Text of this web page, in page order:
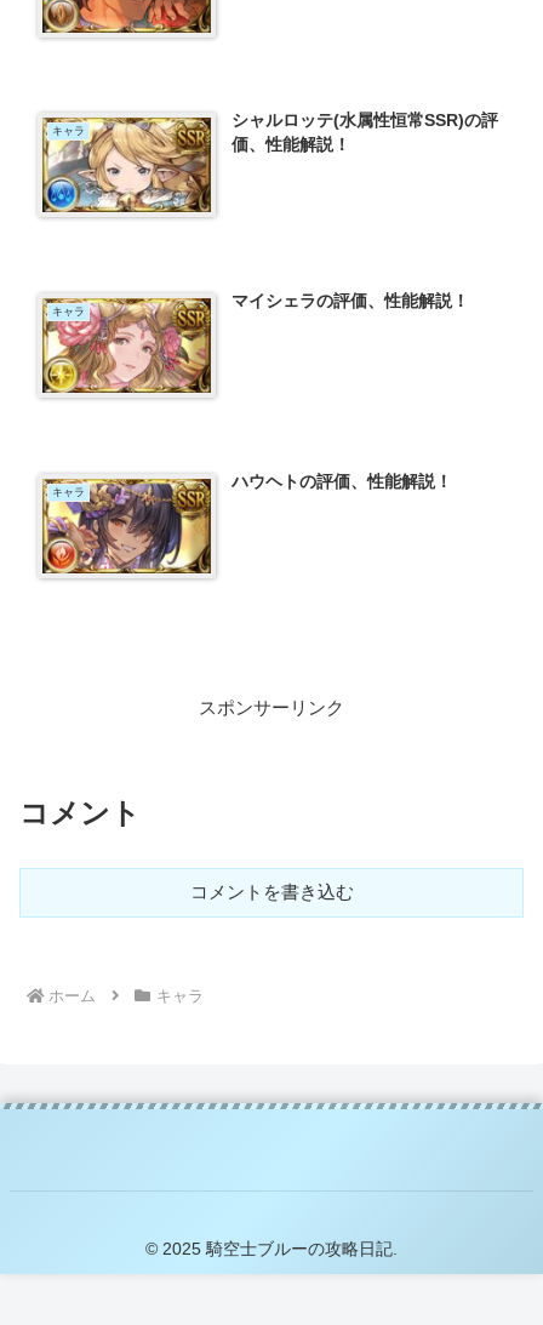
キャラ
シャルロッテ(水属性恒常SSR)の評
価、性能解説！
キャラ
マイシェラの評価、性能解説！
キャラ
ハウヘトの評価、性能解説！
スポンサーリンク
コメント
コメントを書き込む
ホーム キャラ
© 2025 騎空士ブルーの攻略日記.